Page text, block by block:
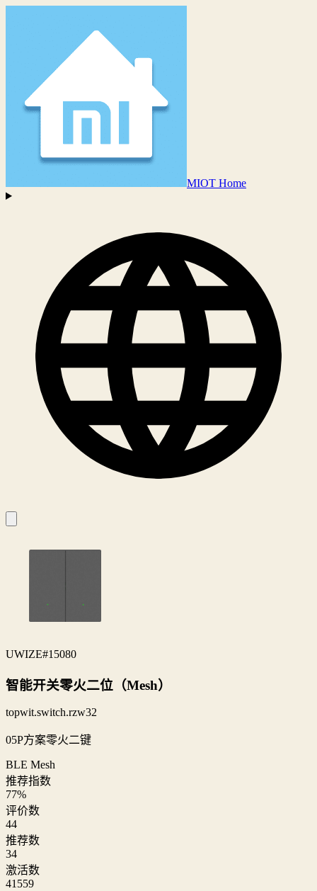
MIOT Home
UWIZE#15080
智能开关零火二位（Mesh）
topwit.switch.rzw32
05P方案零火二键
BLE Mesh
推荐指数
77%
评价数
44
推荐数
34
激活数
41559